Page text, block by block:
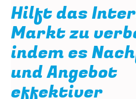
Hilft das
Markt zu
indem es
und Angebot
effektiver